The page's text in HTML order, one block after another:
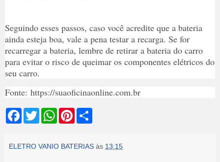
Seguindo esses passos, caso você acredite que a bateria
ainda esteja boa, vale a pena testar a recarga. Se for
recarregar a bateria, lembre de retirar a bateria do carro
para evitar o risco de queimar os componentes elétricos do
seu carro.
Fonte: https://suaoficinaonline.com.br
F
b
o
T
w
t
e
W
s
A
P
e
r
e
ELETRO VANIO BATERIAS às 13:15